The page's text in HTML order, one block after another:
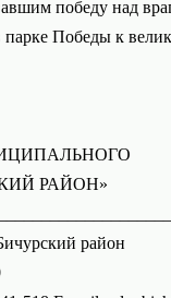
победу над
парке Победы к
РАЙОН»
район